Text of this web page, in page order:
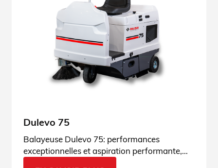
Dulevo 75
Balayeuse Dulevo 75: performances
exceptionnelles et aspiration performante,